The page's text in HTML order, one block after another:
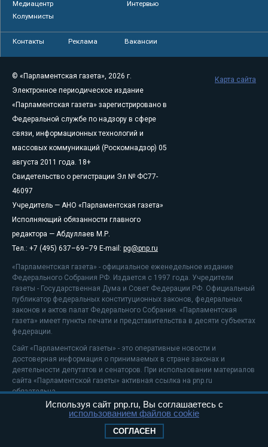
Медиацентр
Интервью
Колумнисты
Контакты Реклама Вакансии
© «Парламентская газета», 2026 г.
Электронное периодическое издание
«Парламентская газета» зарегистрировано в
Федеральной службе по надзору в сфере
связи, информационных технологий и
массовых коммуникаций (Роскомнадзор) 05
августа 2011 года. 18+
Свидетельство о регистрации Эл № ФС77-
46097
Учредитель — АНО «Парламентская газета»
Исполняющий обязанности главного
редактора — Абдуллаев М.Р.
Тел.: +7 (495) 637–69–79 E-mail: pg@pnp.ru
«Парламентская газета» - официальное еженедельное издание
Федерального Собрания РФ. Издается с 1997 года. Учредители
газеты - Государственная Дума и Совет Федерации РФ. Официальный
публикатор федеральных конституционных законов, федеральных
законов и актов палат Федерального Собрания. «Парламентская
газета» имеет пункты печати и представительства в десяти субъектах
федерации.
Сайт «Парламентской газеты» - это оперативные новости и
достоверная информация о принимаемых в стране законах и
деятельности депутатов и сенаторов. При использовании материалов
сайта «Парламентской газеты» активная ссылка на pnp.ru
обязательна.
На информационном ресурсе применяютсярекомендательные
Положение о защите персональных данных
Карта сайта
Используя сайт pnp.ru, Вы соглашаетесь с
использованием файлов cookie
СОГЛАСЕН